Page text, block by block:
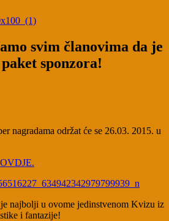
svim članovima da je
sponzora!
nagradama održat će se 26.03. 2015. u
OVDJE.
najbolji u ovome jedinstvenom Kvizu iz
i fantazije!